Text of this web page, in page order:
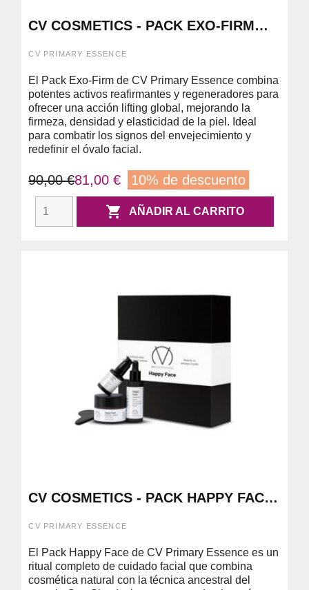
CV COSMETICS - PACK EXO-FIRM
CV PRIMARY ESSENCE
El Pack Exo-Firm de CV Primary Essence combina
potentes activos reafirmantes y regeneradores para
ofrecer una acción lifting global, mejorando la
firmeza, densidad y elasticidad de la piel. Ideal
para combatir los signos del envejecimiento y
redefinir el óvalo facial.
90,00 €81,00 € 10% de descuento
 AÑADIR AL CARRITO
CV COSMETICS - PACK HAPPY FACE
GUA SHA
CV PRIMARY ESSENCE
El Pack Happy Face de CV Primary Essence es un
ritual completo de cuidado facial que combina
cosmética natural con la técnica ancestral del